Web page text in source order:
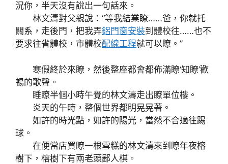
況你，半天沒有說出一句話來。
林文濤對父親說：“等我結業瞭……爸，你就托
關系，走後門，把我弄鋁門窗安裝到體校往……也不
要求往省體校，市體校配線工程就可以瞭。”
寒假終於來瞭，然後整座都會都佈滿瞭‘知瞭’歡
暢的歌聲。
睡瞭半個小時午覺的林文濤走出瞭單位樓。
炎天的午時，整個世界都明晃晃著。
如許的時光點，如許的陽光，當然不合適往踢
球。
在便當店買瞭一根雪糕的林文濤來到瞭年夜榕
樹下，榕樹下有兩老頭鄙人棋。